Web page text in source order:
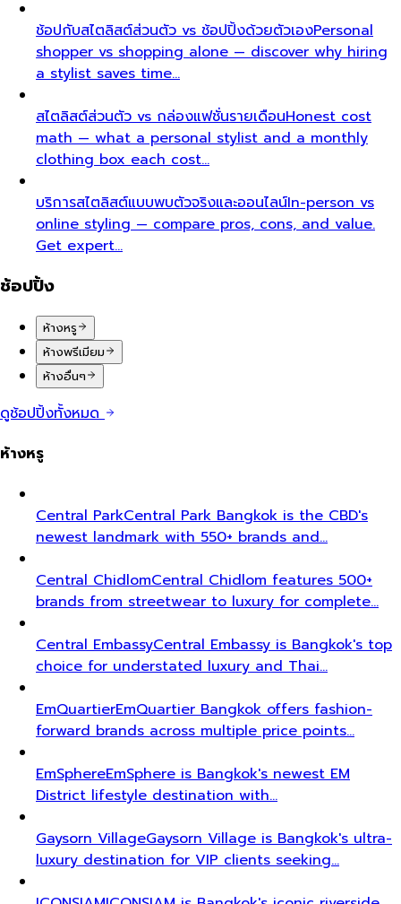
ช้อปกับสไตลิสต์ส่วนตัว vs ช้อปปิ้งด้วยตัวเองPersonal
shopper vs shopping alone — discover why hiring
a stylist saves time…
สไตลิสต์ส่วนตัว vs กล่องแฟชั่นรายเดือนHonest cost
math — what a personal stylist and a monthly
clothing box each cost…
บริการสไตลิสต์แบบพบตัวจริงและออนไลน์In-person vs
online styling — compare pros, cons, and value.
Get expert…
ช้อปปิ้ง
ห้างหรู
ห้างพรีเมียม
ห้างอื่นๆ
ดูช้อปปิ้งทั้งหมด
ห้างหรู
Central ParkCentral Park Bangkok is the CBD's
newest landmark with 550+ brands and…
Central ChidlomCentral Chidlom features 500+
brands from streetwear to luxury for complete…
Central EmbassyCentral Embassy is Bangkok's top
choice for understated luxury and Thai…
EmQuartierEmQuartier Bangkok offers fashion-
forward brands across multiple price points…
EmSphereEmSphere is Bangkok's newest EM
District lifestyle destination with…
Gaysorn VillageGaysorn Village is Bangkok's ultra-
luxury destination for VIP clients seeking…